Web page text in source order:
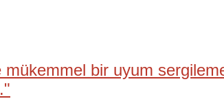
bir uyum